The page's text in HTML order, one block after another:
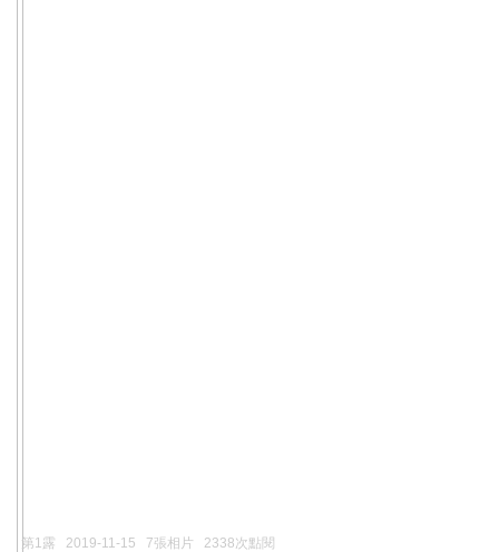
第1露 2019-11-15 7張相片 2338次點閱